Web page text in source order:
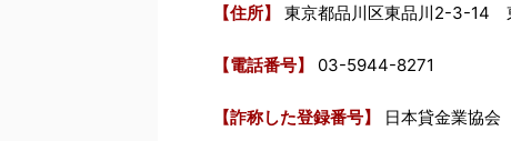
【住所】 東京都品川区東品川2-3-14
【電話番号】 03-5944-8271
【詐称した登録番号】 日本貸金業協会